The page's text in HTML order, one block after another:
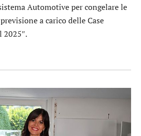
Automotive per congelare le
a carico delle Case
2025″.